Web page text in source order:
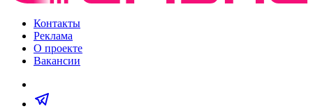
Контакты
Реклама
О проекте
Вакансии